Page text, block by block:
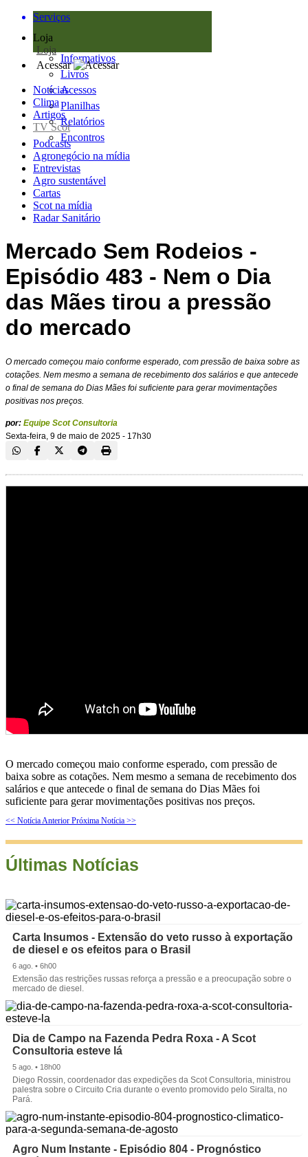
Serviços
Loja
Loja
Informativos
Livros
Acessos
Planilhas
Relatórios
Encontros
Acessar
Notícias
Clima
Artigos
TV Scot
Podcasts
Agronegócio na mídia
Entrevistas
Agro sustentável
Cartas
Scot na mídia
Radar Sanitário
Mercado Sem Rodeios -
Episódio 483 - Nem o Dia
das Mães tirou a pressão
do mercado
O mercado começou maio conforme esperado, com pressão de baixa sobre as
cotações. Nem mesmo a semana de recebimento dos salários e que antecede
o final de semana do Dias Mães foi suficiente para gerar movimentações
positivas nos preços.
por: Equipe Scot Consultoria
Sexta-feira, 9 de maio de 2025 - 17h30
O mercado começou maio conforme esperado, com pressão de
baixa sobre as cotações. Nem mesmo a semana de recebimento dos
salários e que antecede o final de semana do Dias Mães foi
suficiente para gerar movimentações positivas nos preços.
<< Notícia Anterior Próxima Notícia >>
Últimas Notícias
Carta Insumos - Extensão do veto russo à exportação
de diesel e os efeitos para o Brasil
6 ago. • 6h00
Extensão das restrições russas reforça a pressão e a preocupação sobre o
mercado de diesel.
Dia de Campo na Fazenda Pedra Roxa - A Scot
Consultoria esteve lá
5 ago. • 18h00
Diego Rossin, coordenador das expedições da Scot Consultoria, ministrou
palestra sobre o Circuito Cria durante o evento promovido pelo Siralta, no
Pará.
Agro Num Instante - Episódio 804 - Prognóstico